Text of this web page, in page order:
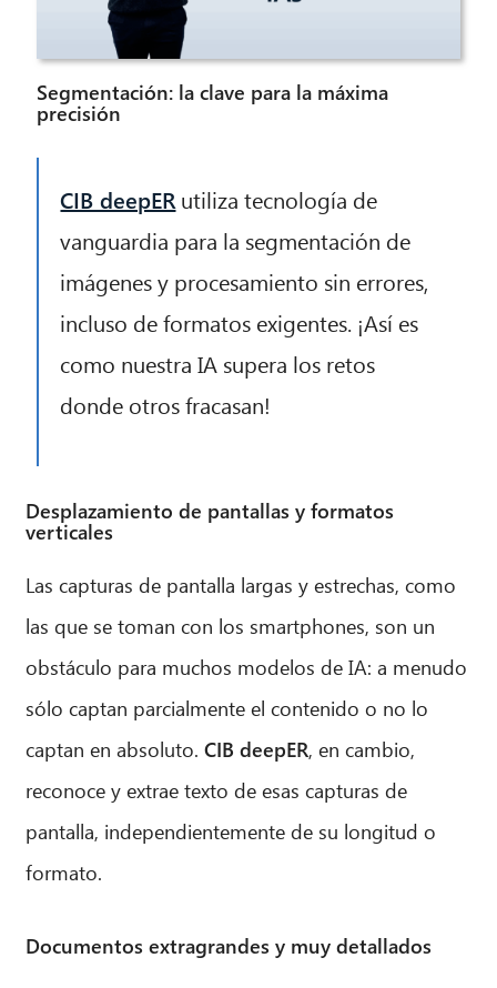
Segmentación: la clave para la máxima
precisión
CIB deepER utiliza tecnología de
vanguardia para la segmentación de
imágenes y procesamiento sin errores,
incluso de formatos exigentes. ¡Así es
como nuestra IA supera los retos
donde otros fracasan!
Desplazamiento de pantallas y formatos
verticales
Las capturas de pantalla largas y estrechas, como
las que se toman con los smartphones, son un
obstáculo para muchos modelos de IA: a menudo
sólo captan parcialmente el contenido o no lo
captan en absoluto.CIB deepER, en cambio,
reconoce y extrae texto de esas capturas de
pantalla, independientemente de su longitud o
formato.
Documentos extragrandes y muy detallados
CIB AI ChatBot
¡Hola! ¿Qué puedo hacer por ti?